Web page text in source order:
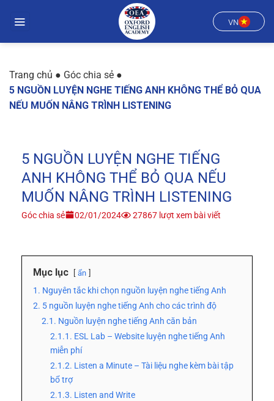
đến
VN
Trang chủ ● Góc chia sẻ ●
5 NGUỒN LUYỆN NGHE TIẾNG ANH KHÔNG THỂ BỎ QUA
NẾU MUỐN NÂNG TRÌNH LISTENING
5 NGUỒN LUYỆN NGHE TIẾNG
ANH KHÔNG THỂ BỎ QUA NẾU
MUỐN NÂNG TRÌNH LISTENING
Góc chia sẻ 02/01/2024 27867 lượt xem bài viết
Mục lục ẩn
1. Nguyên tắc khi chọn nguồn luyện nghe tiếng Anh
2. 5 nguồn luyện nghe tiếng Anh cho các trình độ
2.1. Nguồn luyện nghe tiếng Anh căn bản
2.1.1. ESL Lab – Website luyện nghe tiếng Anh
miễn phí
2.1.2. Listen a Minute – Tài liệu nghe kèm bài tập
bổ trợ
2.1.3. Listen and Write